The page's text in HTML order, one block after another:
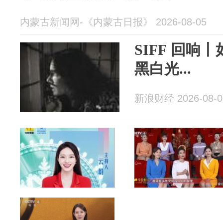
内蒙古新闻网-《内蒙古日报》 2026-08-05
SIFF 回响丨
黑白光...
新浪财经 2026-08-